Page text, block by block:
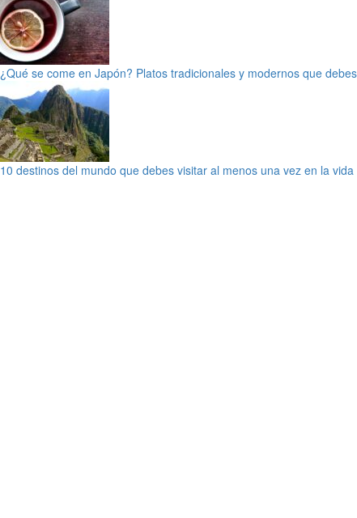
¿Qué se come en Japón? Platos tradicionales y modernos que
10 destinos del mundo que debes visitar al menos una vez en la vida